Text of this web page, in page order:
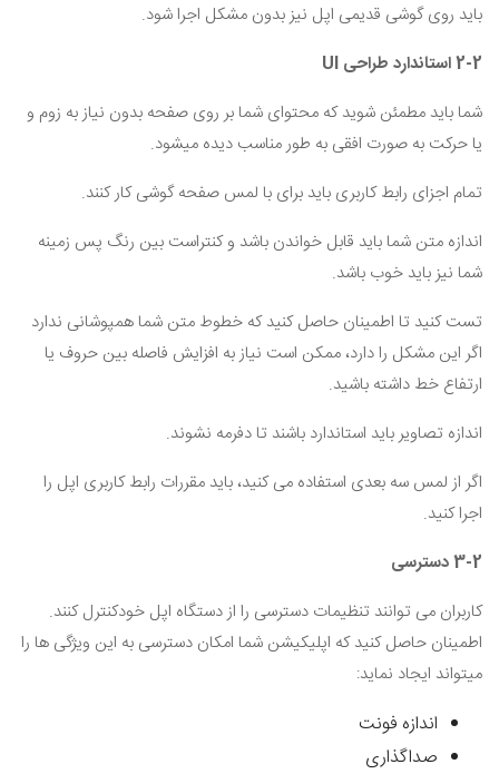
باید روی گوشی قدیمی اپل نیز بدون مشکل اجرا شود.
2-2 استاندارد طراحی
UI
شما باید مطمئن شوید که محتوای شما بر روی صفحه بدون نیاز به زوم و
یا حرکت به صورت افقی به طور مناسب دیده میشود.
تمام اجزای رابط کاربری باید برای با لمس صفحه گوشی کار کنند.
اندازه متن شما باید قابل خواندن باشد و کنتراست بین رنگ پس زمینه
شما نیز باید خوب باشد.
تست کنید تا اطمینان حاصل کنید که خطوط متن شما همپوشانی ندارد
اگر این مشکل را دارد، ممکن است نیاز به افزایش فاصله بین حروف یا
ارتفاع خط داشته باشید.
اندازه تصاویر باید استاندارد باشند تا دفرمه نشوند.
اگر از لمس سه بعدی استفاده می کنید، باید مقررات رابط کاربری اپل را
اجرا کنید.
3-2 دسترسی
کاربران می توانند تنظیمات دسترسی را از دستگاه اپل خودکنترل کنند.
اطمینان حاصل کنید که اپلیکیشن شما امکان دسترسی به این ویژگی ها را
میتواند ایجاد نماید:
اندازه فونت
صداگذاری